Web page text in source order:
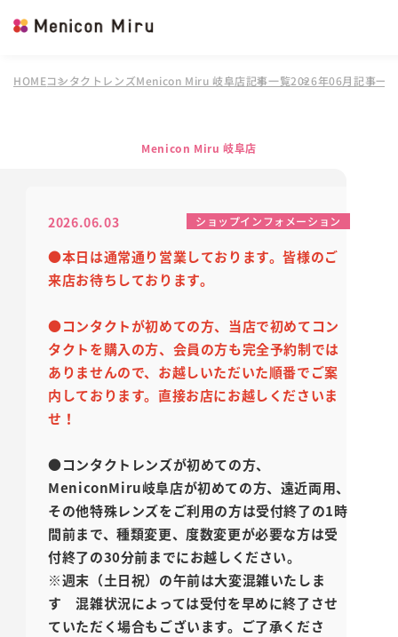
HOMEコンタクトレンズMenicon Miru 岐阜店記事一覧2026年06月記事一覧
Menicon Miru 岐阜店
2026.06.03 ショップインフォメーション
●本日は通常通り営業しております。皆様のご
来店お待ちしております。
●コンタクトが初めての方、当店で初めてコン
タクトを購入の方、会員の方も完全予約制では
ありませんので、 お越しいただいた順番でご案
内しております。 直接お店にお越しくださいま
せ！
●コンタクトレンズが初めての方、
MeniconMiru岐阜店が初めての方、遠近両用、
その他特殊レンズをご利用の方は受付終了の1時
間前まで、種類変更、度数変更が必要な方は受
付終了の30分前までにお越しください。
※週末（土日祝）の午前は大変混雑いたしま
す 混雑状況によっては受付を早めに終了させ
ていただく場合もございます。ご了承くださ